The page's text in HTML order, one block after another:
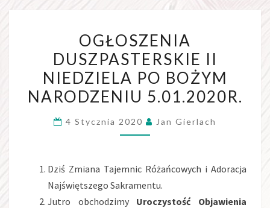
W
DUSZPASTERSKIE
NIEDZIELA
PO
NARODZENIU
OGŁOSZENIA
DUSZPASTERSKIE II
NIEDZIELA PO BOŻYM
NARODZENIU 5.01.2020R.
4 Stycznia 2020 Jan Gierlach
Dziś Zmiana Tajemnic Różańcowych i Adoracja
Najświętszego Sakramentu.
Jutro obchodzimy Uroczystość Objawienia